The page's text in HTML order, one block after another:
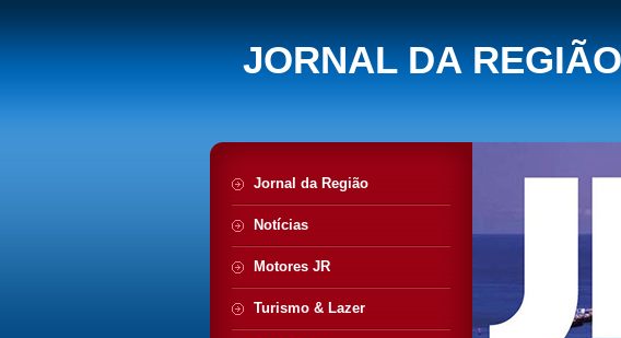
JORNAL DA REGIÃO
Jornal da Região
Notícias
Motores JR
Turismo & Lazer